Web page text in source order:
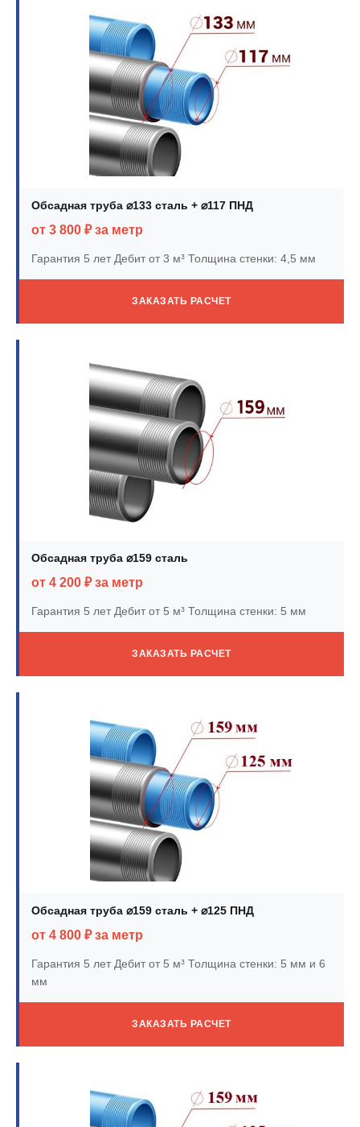
Обсадная труба ⌀133 сталь + ⌀117 ПНД
от 3 800 ₽ за метр
Гарантия 5 летДебит от 3 м³ Толщина стенки: 4,5 мм
ЗАКАЗАТЬ РАСЧЕТ
Обсадная труба ⌀159 сталь
от 4 200 ₽ за метр
Гарантия 5 летДебит от 5 м³ Толщина стенки: 5 мм
ЗАКАЗАТЬ РАСЧЕТ
Обсадная труба ⌀159 сталь + ⌀125 ПНД
от 4 800 ₽ за метр
Гарантия 5 летДебит от 5 м³ Толщина стенки: 5 мм и 6
мм
ЗАКАЗАТЬ РАСЧЕТ